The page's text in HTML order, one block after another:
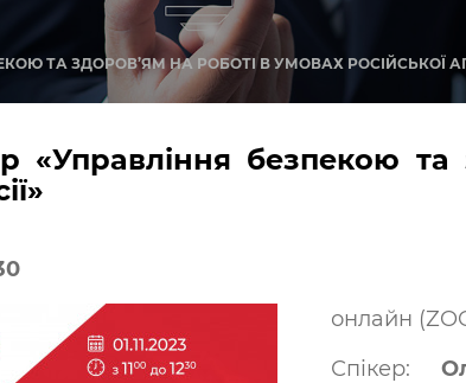
ТА ЗДОРОВ’ЯМ НА РОБОТІ В УМОВАХ РОСІЙСЬКОЇ
«Управління безпекою та
онлайн
Спікер: